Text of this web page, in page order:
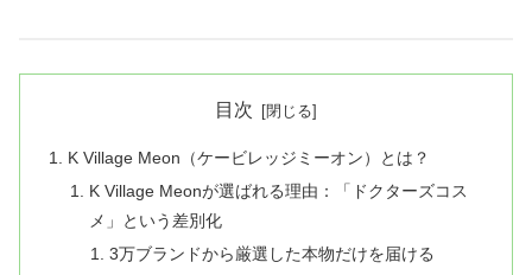
目次
K Village Meon（ケービレッジミーオン）とは？
K Village Meonが選ばれる理由：「ドクターズコス
メ」という差別化
3万ブランドから厳選した本物だけを届ける